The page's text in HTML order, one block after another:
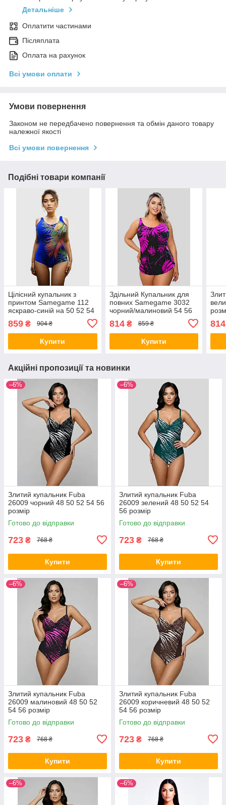
Детальніше
Оплатити частинами
Післяплата
Оплата на рахунок
Всі умови оплати
Умови повернення
Законом не передбачено повернення та обмін даного товару
належної якості
Всі умови повернення
Подібні товари компанії
Цілісний купальник з
принтом Samegame 112
яскраво-синій на 50 52 54
56 58 український розмір
859 ₴ 904 ₴
Купити
Здільний Купальник для
повних Samegame 3032
чорний/малиновий 54 56
58 60 український розмір
814₴ 859 ₴
Купити
814
Акційні пропозиції та новинки
–6%
Злитий купальник Fuba
26009 чорний 48 50 52 54 56
розмір
Готово до відправки
723 ₴ 768 ₴
Купити
–6%
Злитий купальник Fuba
26009 зелений 48 50 52 54
56 розмір
Готово до відправки
723 ₴ 768 ₴
Купити
–6%
Злитий купальник Fuba
26009 малиновий 48 50 52
54 56 розмір
Готово до відправки
723 ₴ 768 ₴
Купити
–6%
Злитий купальник Fuba
26009 коричневий 48 50 52
54 56 розмір
Готово до відправки
723 ₴ 768 ₴
Купити
–6% –6%